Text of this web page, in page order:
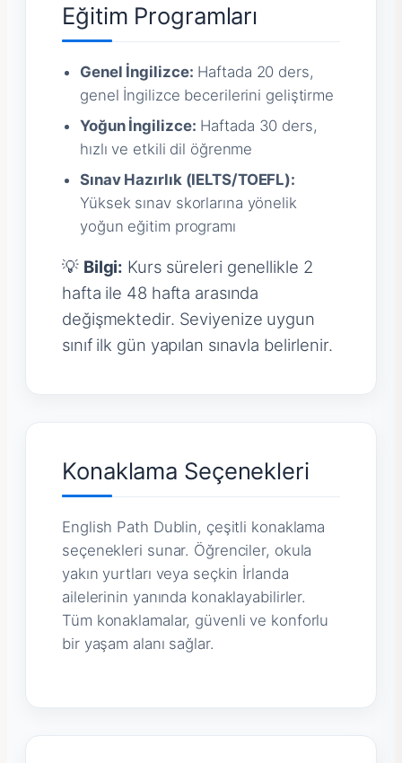
Eğitim Programları
Genel İngilizce: Haftada 20 ders,
genel İngilizce becerilerini geliştirme
Yoğun İngilizce: Haftada 30 ders,
hızlı ve etkili dil öğrenme
Sınav Hazırlık (IELTS/TOEFL):
Yüksek sınav skorlarına yönelik
yoğun eğitim programı
💡 Bilgi: Kurs süreleri genellikle 2
hafta ile 48 hafta arasında
değişmektedir. Seviyenize uygun
sınıf ilk gün yapılan sınavla belirlenir.
Konaklama Seçenekleri
English Path Dublin, çeşitli konaklama
seçenekleri sunar. Öğrenciler, okula
yakın yurtları veya seçkin İrlanda
ailelerinin yanında konaklayabilirler.
Tüm konaklamalar, güvenli ve konforlu
bir yaşam alanı sağlar.